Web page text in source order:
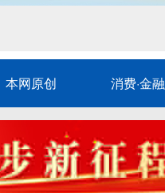
本网原创 消费·金融